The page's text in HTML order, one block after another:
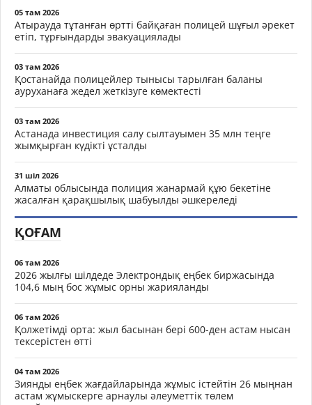
05 там 2026
Атырауда тұтанған өртті байқаған полицей шұғыл әрекет
етіп, тұрғындарды эвакуациялады
03 там 2026
Қостанайда полицейлер тынысы тарылған баланы
ауруханаға жедел жеткізуге көмектесті
03 там 2026
Астанада инвестиция салу сылтауымен 35 млн теңге
жымқырған күдікті ұсталды
31 шіл 2026
Алматы облысында полиция жанармай құю бекетіне
жасалған қарақшылық шабуылды әшкереледі
ҚОҒАМ
06 там 2026
2026 жылғы шілдеде Электрондық еңбек биржасында
104,6 мың бос жұмыс орны жарияланды
06 там 2026
Қолжетімді орта: жыл басынан бері 600-ден астам нысан
тексерістен өтті
04 там 2026
Зиянды еңбек жағдайларында жұмыс істейтін 26 мыңнан
астам жұмыскерге арнаулы әлеуметтік төлем